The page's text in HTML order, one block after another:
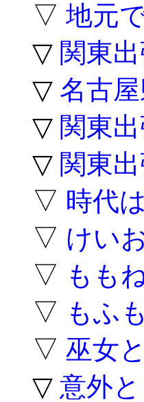
▽ 地元
▽ 関東
▽ 名古
▽ 関東
▽ 関東
▽ 時代
▽ けい
▽ もも
▽ もふ
▽ 巫女
▽ 意外